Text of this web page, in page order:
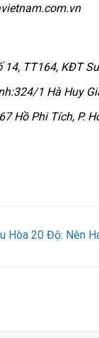
14, TT164, KĐT
1 Hà Huy
Hồ Phi Tích, P.
Hòa 20 Độ: Nên